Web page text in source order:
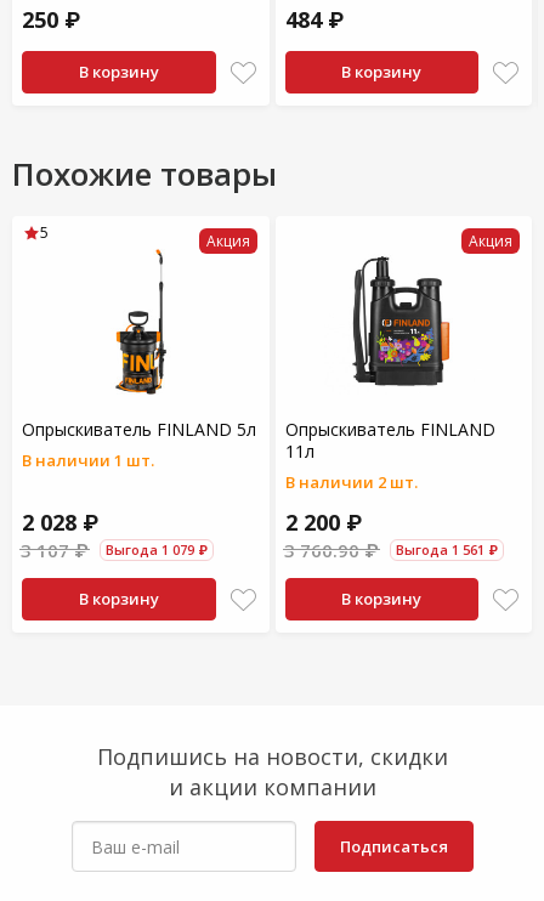
250 ₽
В корзину
484 ₽
В корзину
Похожие товары
Акция
Опрыскиватель FINLAND 5л
В наличии 1 шт.
2 028 ₽
3 107 ₽ Выгода 1 079 ₽
В корзину
5 Акция
Опрыскиватель FINLAND
11л
В наличии 2 шт.
2 200 ₽
3 760.90 ₽ Выгода 1 561 ₽
В корзину
Подпишись на новости, скидки
и акции компании
Подписаться